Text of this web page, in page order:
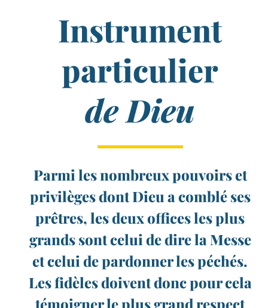
Instrument
particulier
de Dieu
Parmi les nombreux pouvoirs et
privilèges dont Dieu a comblé ses
prêtres, les deux offices les plus
grands sont celui de dire la Messe
et celui de pardonner les péchés.
Les fidèles doivent donc pour cela
témoigner le plus grand respect